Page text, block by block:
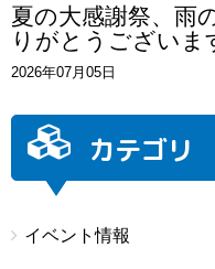
夏の大感謝祭、雨
りがとうございま
2026年07月05日
カテゴリ
イベント情報